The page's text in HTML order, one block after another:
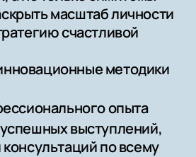
масштаб личности
счастливой
методики
опыта
выступлений,
консультаций по всему